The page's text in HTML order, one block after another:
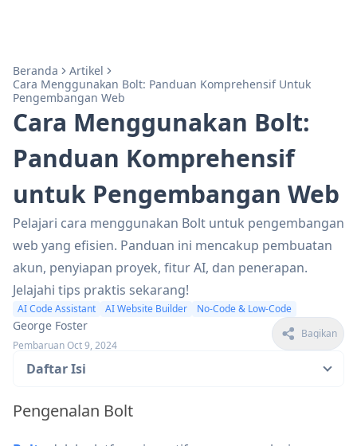
Beranda
Artikel
Cara Menggunakan Bolt: Panduan Komprehensif Untuk
Pengembangan Web
Cara Menggunakan Bolt:
Panduan Komprehensif
untuk Pengembangan Web
Pelajari cara menggunakan Bolt untuk pengembangan
web yang efisien. Panduan ini mencakup pembuatan
akun, penyiapan proyek, fitur AI, dan penerapan.
Jelajahi tips praktis sekarang!
AI Code Assistant AI Website Builder No-Code & Low-Code
George Foster
Pembaruan Oct 9, 2024
Bagikan
Daftar Isi
Pengenalan Bolt